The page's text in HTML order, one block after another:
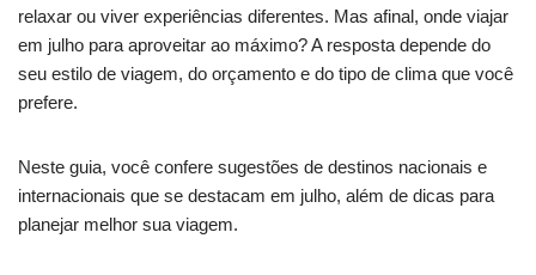
relaxar ou viver experiências diferentes. Mas afinal, onde viajar
em julho para aproveitar ao máximo? A resposta depende do
seu estilo de viagem, do orçamento e do tipo de clima que você
prefere.
Neste guia, você confere sugestões de destinos nacionais e
internacionais que se destacam em julho, além de dicas para
planejar melhor sua viagem.